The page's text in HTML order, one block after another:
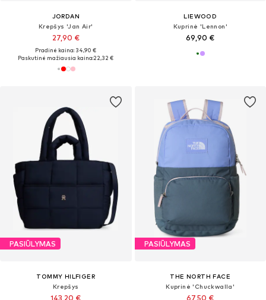
JORDAN
Krepšys 'Jan Air'
27,90 €
Pradinė kaina: 34,90 €
Paskutinė mažiausia kaina:22,32 €
LIEWOOD
Kuprinė 'Lennon'
69,90 €
PASIŪLYMAS
TOMMY HILFIGER
Krepšys
143,20 €
PASIŪLYMAS
THE NORTH FACE
Kuprinė 'Chuckwalla'
67,50 €